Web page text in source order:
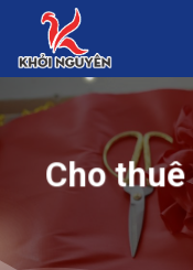
content
Cho